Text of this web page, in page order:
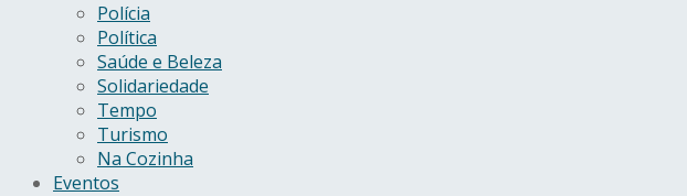
Polícia
Política
Saúde e Beleza
Solidariedade
Tempo
Turismo
Na Cozinha
Eventos